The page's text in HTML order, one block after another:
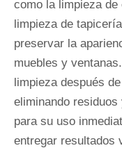
como la limpieza
limpieza de
preservar la
muebles y
limpieza después
eliminando
para su uso
entregar resultados